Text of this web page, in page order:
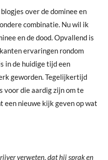
over de dominee en
combinatie. Nu wil ik
en de dood. Opvallend is
ervaringen rondom
in de huidige tijd een
geworden. Tegelijkertijd
voor die aardig zijn om te
een nieuwe kijk geven op wat
verweten, dat hij sprak en